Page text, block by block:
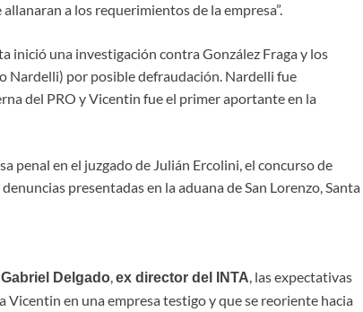
a los requerimientos de la empresa”.
inició una investigación contra González Fraga y los
Nardelli) por posible defraudación. Nardelli fue
del PRO y Vicentin fue el primer aportante en la
penal en el juzgado de Julián Ercolini, el concurso de
presentadas en la aduana de San Lorenzo, Santa
Gabriel Delgado,ex director del INTA, las expectativas
en una empresa testigo y que se reoriente hacia